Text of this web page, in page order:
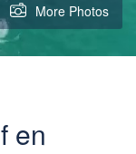
More Photos
en